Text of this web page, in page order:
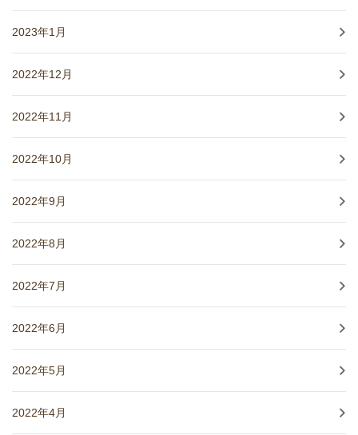
2023年1月
2022年12月
2022年11月
2022年10月
2022年9月
2022年8月
2022年7月
2022年6月
2022年5月
2022年4月